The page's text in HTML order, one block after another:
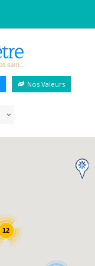
Nos Valeurs
12